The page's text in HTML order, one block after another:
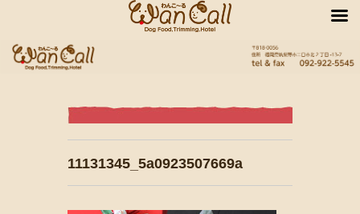
11131345_5a0923507669a